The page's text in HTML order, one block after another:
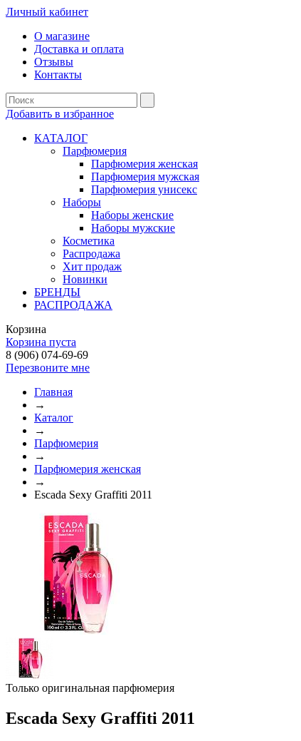
Личный кабинет
О магазине
Доставка и оплата
Отзывы
Контакты
Добавить в избранное
КАТАЛОГ
Парфюмерия
Парфюмерия женская
Парфюмерия мужская
Парфюмерия унисекс
Наборы
Наборы женские
Наборы мужские
Косметика
Распродажа
Хит продаж
Новинки
БРЕНДЫ
РАСПРОДАЖА
Корзина
Корзина пуста
8 (906) 074-69-69
Перезвоните мне
Главная
→
Каталог
→
Парфюмерия
→
Парфюмерия женская
→
Escada Sexy Graffiti 2011
Только оригинальная парфюмерия
Escada Sexy Graffiti 2011